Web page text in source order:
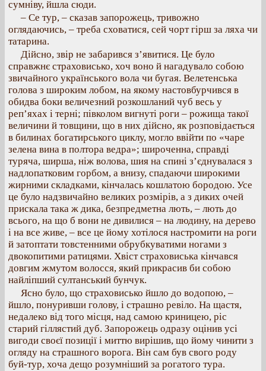
сумніву, йшла сюди.
– Се тур, – сказав запорожець, тривожно
оглядаючись, – треба сховатися, сей чорт гірш за ляха чи
татарина.
Дійсно, звір не забарився з’явитися. Це було
справжнє страховисько, хоч воно й нагадувало собою
звичайного українського вола чи бугая. Велетенська
голова з широким лобом, на якому настовбурчився в
обидва боки величезний розкошланий чуб весь у
реп’яхах і терні; півколом вигнуті роги – рожища такої
величини й товщини, що в них дійсно, як розповідається
в билинах богатирського циклу, могло ввійти по «чаре
зелена вина в полтора ведра»; широченна, справді
туряча, ширша, ніж волова, шия на спині з’єднувалася з
надлопатковим горбом, а внизу, спадаючи широкими
жирними складками, кінчалась кошлатою бородою. Усе
це було надзвичайно великих розмірів, а з диких очей
прискала така ж дика, безпредметна лють, – лють до
всього, на що б вони не дивилися – на людину, на дерево
і на все живе, – все це йому хотілося настромити на роги
й затоптати товстенними обрубкуватими ногами з
двокопитими ратицями. Хвіст страховиська кінчався
довгим жмутом волосся, який прикрасив би собою
найліпший султанський бунчук.
Ясно було, що страховисько йшло до водопою, –
йшло, понуривши голову, і страшно ревіло. На щастя,
недалеко від того місця, над самою криницею, ріс
старий гіллястий дуб. Запорожець одразу оцінив усі
вигоди своєї позиції і миттю вирішив, що йому чинити з
огляду на страшного ворога. Він сам був свого роду
буй-тур, хоча дещо розумніший за рогатого тура.